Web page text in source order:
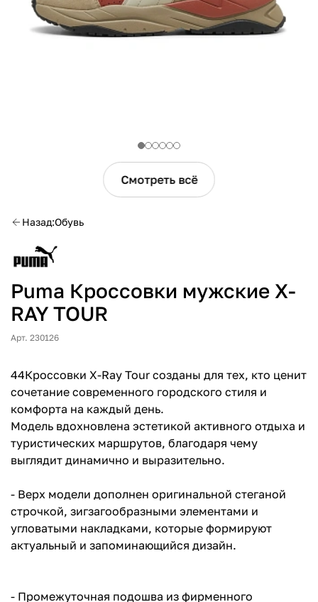
Смотреть всё
Назад Обувь
Puma Кроссовки мужские X-
RAY TOUR
Арт. 230126
44Кроссовки X-Ray Tour созданы для тех, кто ценит
сочетание современного городского стиля и
комфорта на каждый день.
Модель вдохновлена эстетикой активного отдыха и
туристических маршрутов, благодаря чему
выглядит динамично и выразительно.
- Верх модели дополнен оригинальной стеганой
строчкой, зигзагообразными элементами и
угловатыми накладками, которые формируют
актуальный и запоминающийся дизайн.
- Промежуточная подошва из фирменного